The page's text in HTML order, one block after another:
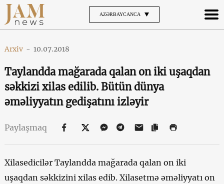
AZƏRBAYCANCA
Arxiv - 10.07.2018
Taylandda mağarada qalan on iki uşaqdan
səkkizi xilas edilib. Bütün dünya
əməliyyatın gedişatını izləyir
Paylaşmaq
Xilasedicilər Taylandda mağarada qalan on iki
uşaqdan səkkizini xilas edib. Xilasetmə əməliyyatı on